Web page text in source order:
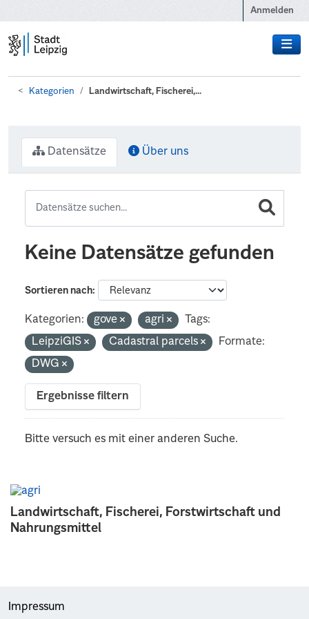
Anmelden
Kategorien Landwirtschaft, Fischerei,...
Landwirtschaft, Fischerei, Forstwirtschaft und
Nahrungsmittel
Datensätze Über uns
Keine Datensätze gefunden
Sortieren nach
Kategorien: gove agri
Tags:
LeipziGIS
Cadastral parcels
Formate:
DWG
Ergebnisse filtern
Bitte versuch es mit einer anderen Suche.
Impressum